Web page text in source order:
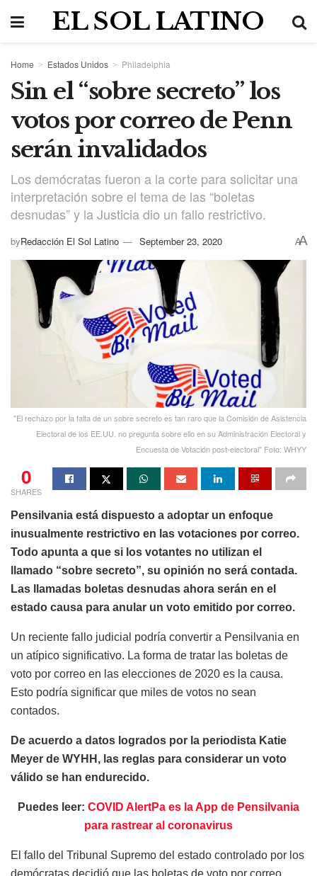
EL SOL LATINO
Home Estados Unidos Philadelphia
Sin el “sobre secreto” los
votos por correo de Penn
serán invalidados
Los demócratas fueron a la corte para solicitar una
interpretación sobre el tema de las “boletas
desnudas” y la Justicia dio un fallo restrictivo.
byRedacción El Sol Latino September 23, 2020 AA
"El rechazo por la falta de un sobre secreto es tan raro que la Comisión de Asistencia
Electoral de los EE.UU. no pregunta sobre ello en su Administración Electoral y
Encuesta de Votación post-electoral" Foto: WHYY
0
SHARES
Pensilvania está dispuesto a adoptar un enfoque
inusualmente restrictivo en las votaciones por correo.
Todo apunta a que si los votantes no utilizan el
llamado “sobre secreto”, su opinión no será contada.
Las llamadas boletas desnudas ahora serán en el
estado causa para anular un voto emitido por correo.
Un reciente fallo judicial podría convertir a Pensilvania en
un atípico significativo. La forma de tratar las boletas de
voto por correo en las elecciones de 2020 es la causa.
Esto podría significar que miles de votos no sean
contados.
De acuerdo a datos logrados por la periodista Katie
Meyer de WYHH, las reglas para considerar un voto
válido se han endurecido.
Puedes leer: COVID AlertPa es la App de Pensilvania
para rastrear al coronavirus
El fallo del Tribunal Supremo del estado controlado por los
demócratas decidió que las boletas de voto por correo